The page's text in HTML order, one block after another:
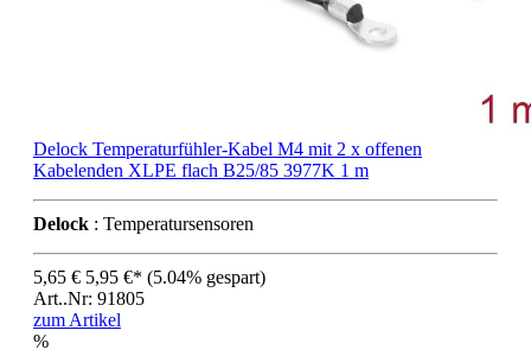
Delock Temperaturfühler-Kabel M4 mit 2 x offenen
Kabelenden XLPE flach B25/85 3977K 1 m
Delock : Temperatursensoren
5,65 € 5,95 €* (5.04% gespart)
Art..Nr: 91805
zum Artikel
%